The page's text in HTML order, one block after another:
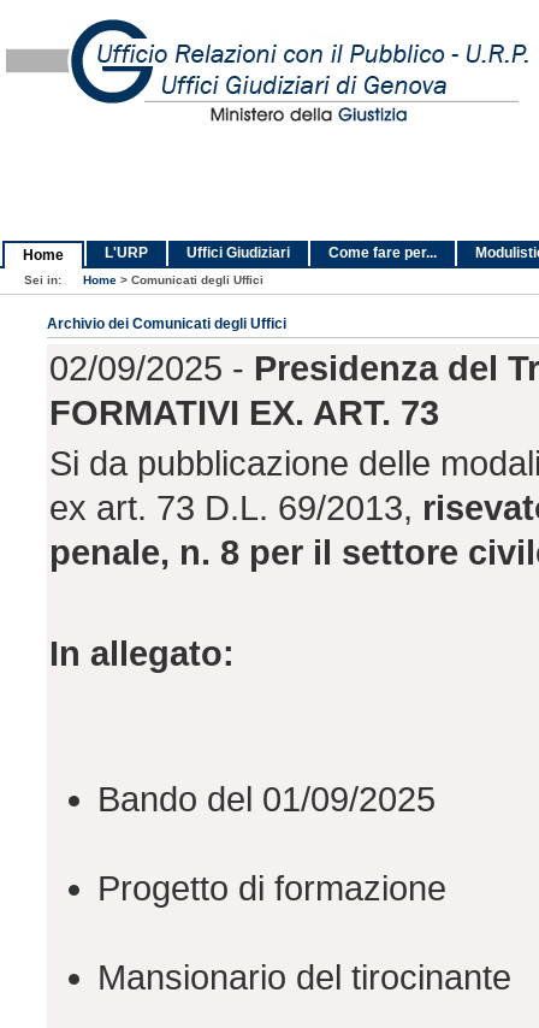
Home L'URP Uffici Giudiziari Come fare per...
Sei in: Home > Comunicati degli Uffici
Archivio dei Comunicati degli Uffici
02/09/2025 - Presidenza del
FORMATIVI EX. ART. 73
Si da pubblicazione delle
ex art. 73 D.L. 69/2013,
penale, n. 8 per il settore
In allegato:
Bando del 01/09/2025
Progetto di formazione
Mansionario del tirocinante